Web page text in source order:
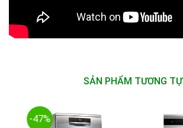
SẢN PHẨM TƯƠNG TỰ
-47%